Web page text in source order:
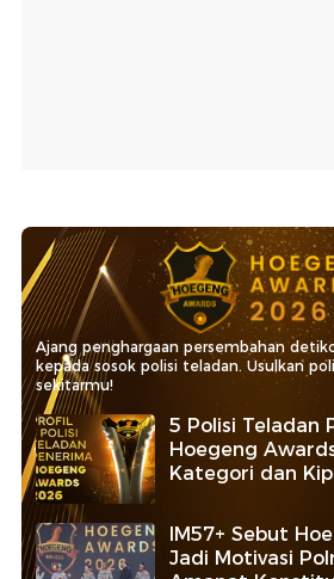
Ajang penghargaan persembahan
kepada sosok polisi teladan. Usulkan
sekitarmu!
5 Polisi Teladan
Hoegeng
Kategori dan
IM57+ Sebut
Jadi Motivasi